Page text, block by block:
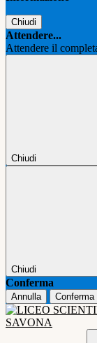
Chiudi
Attendere...
Attendere il
Chiudi
Chiudi
Conferma
Annulla Conferma